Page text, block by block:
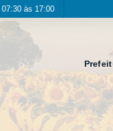
às 17:00